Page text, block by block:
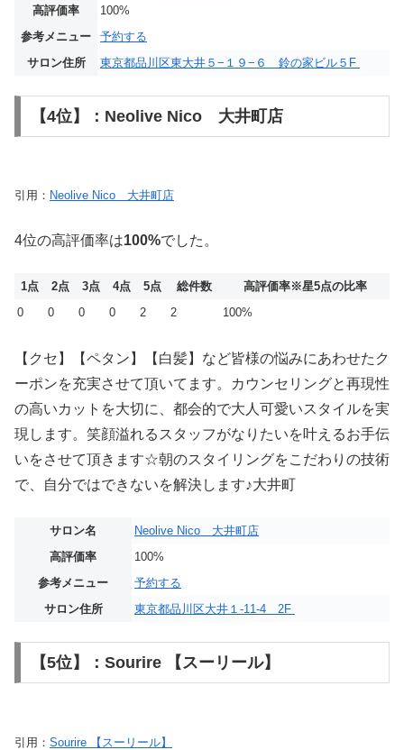
高評価率
100%
参考メニュー
予約する
サロン住所
東京都品川区東大井５−１９−６ 鈴の家ビル５F
【4位】：Neolive Nico 大井町店
引用： Neolive Nico 大井町店
4位の高評価率は100%でした。
1点 2点 3点 4点 5点 総件数 高評価率※星5点の比率
0
0 0 0 2 2 100%
【クセ】【ペタン】【白髪】など皆様の悩みにあわせたク
ーポンを充実させて頂いてます。カウンセリングと再現性
の高いカットを大切に、都会的で大人可愛いスタイルを実
現します。笑顔溢れるスタッフがなりたいを叶えるお手伝
いをさせて頂きます☆朝のスタイリングをこだわりの技術
で、自分ではできないを解決します♪大井町
サロン名
Neolive Nico 大井町店
高評価率
100%
参考メニュー
予約する
サロン住所
東京都品川区大井１-11-4 2F
【5位】：Sourire 【スーリール】
引用： Sourire 【スーリール】